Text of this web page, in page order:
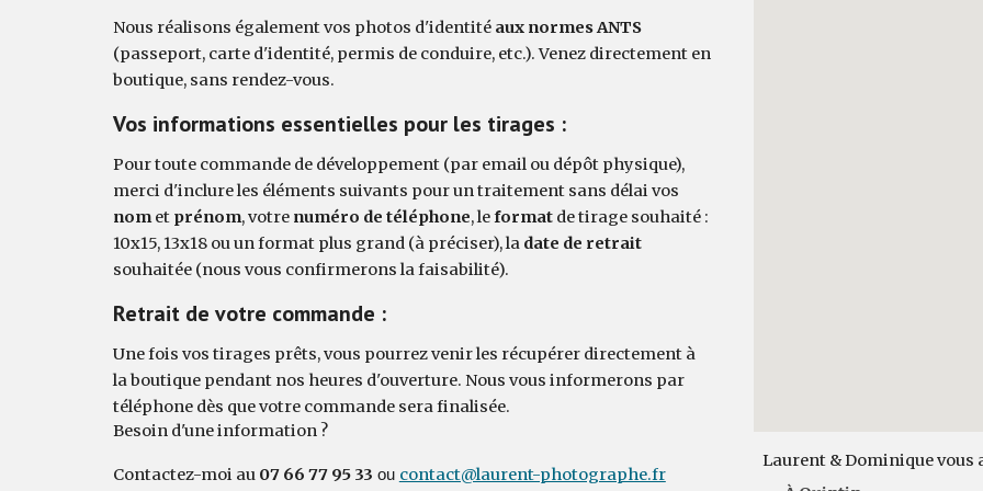
Nous réalisons également vos photos d'identitéaux normes ANTS
(passeport, carte d'identité, permis de conduire, etc.). Venez directement en
boutique, sans rendez-vous.
Vos informations essentielles pour les tirages :
Pour toute commande de développement (par email ou dépôt physique),
merci d'inclure les éléments suivants pour un traitement sans délai vos
nomet prénom, votrenuméro de téléphone, leformatde tirage souhaité :
10x15, 13x18 ou un format plus grand (à préciser), la date de retrait
souhaitée (nous vous confirmerons la faisabilité).
Retrait de votre commande :
Une fois vos tirages prêts, vous pourrez venir les récupérer directement à
la boutique pendant nos heures d'ouverture. Nous vous informerons par
téléphone dès que votre commande sera finalisée.
Besoin d'une information ?
Contactez-moi au 07 66 77 95 33 ou contact@laurent-photographe.fr
Laurent & Dominique vous